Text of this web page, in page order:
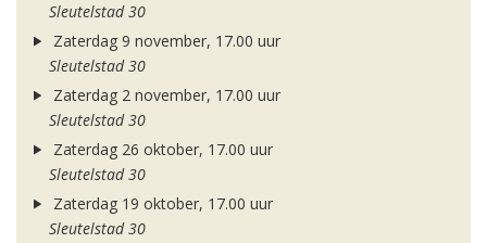
Sleutelstad 30
Zaterdag 9 november, 17.00 uur
Sleutelstad 30
Zaterdag 2 november, 17.00 uur
Sleutelstad 30
Zaterdag 26 oktober, 17.00 uur
Sleutelstad 30
Zaterdag 19 oktober, 17.00 uur
Sleutelstad 30